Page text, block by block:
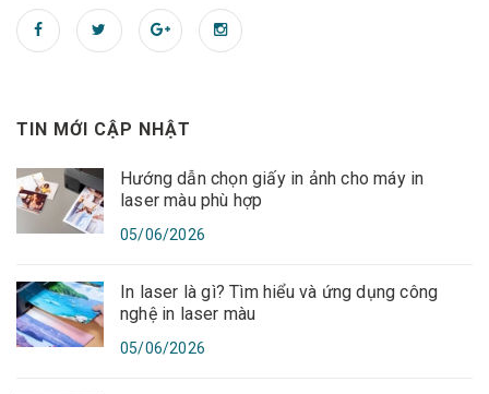
TIN MỚI CẬP NHẬT
Hướng dẫn chọn giấy in ảnh cho máy in
laser màu phù hợp
05/06/2026
In laser là gì? Tìm hiểu và ứng dụng công
nghệ in laser màu
05/06/2026